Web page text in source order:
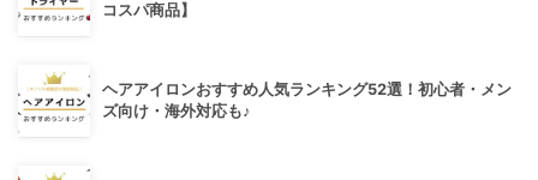
コスパ商品】
ヘアアイロンおすすめ人気ランキング52選！初心者・メン
ズ向け・海外対応も♪